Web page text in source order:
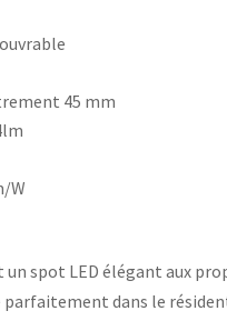
45 mm
W
un spot LED élégant aux
dans le